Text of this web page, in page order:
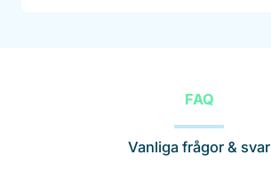
FAQ
Vanliga frågor & svar